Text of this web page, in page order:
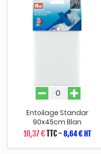
Entoilage Standar
90x45cm Blan
10,37 €TTC-8,64 € HT